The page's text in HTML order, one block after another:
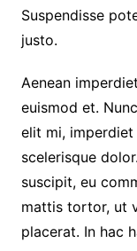
Suspendisse
justo.
Aenean
euismod et.
elit mi,
scelerisque
suscipit, eu
mattis tortor, ut
placerat. In hac